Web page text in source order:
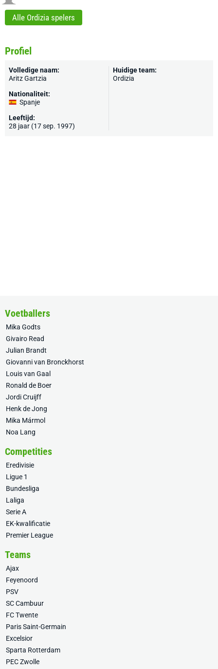
Alle Ordizia spelers
Profiel
Volledige naam:
Aritz Gartzia
Nationaliteit:
Spanje
Leeftijd:
28 jaar (17 sep. 1997)
Huidige team:
Ordizia
Voetballers
Mika Godts
Givairo Read
Julian Brandt
Giovanni van Bronckhorst
Louis van Gaal
Ronald de Boer
Jordi Cruijff
Henk de Jong
Mika Mármol
Noa Lang
Competities
Eredivisie
Ligue 1
Bundesliga
Laliga
Serie A
EK-kwalificatie
Premier League
Teams
Ajax
Feyenoord
PSV
SC Cambuur
FC Twente
Paris Saint-Germain
Excelsior
Sparta Rotterdam
PEC Zwolle